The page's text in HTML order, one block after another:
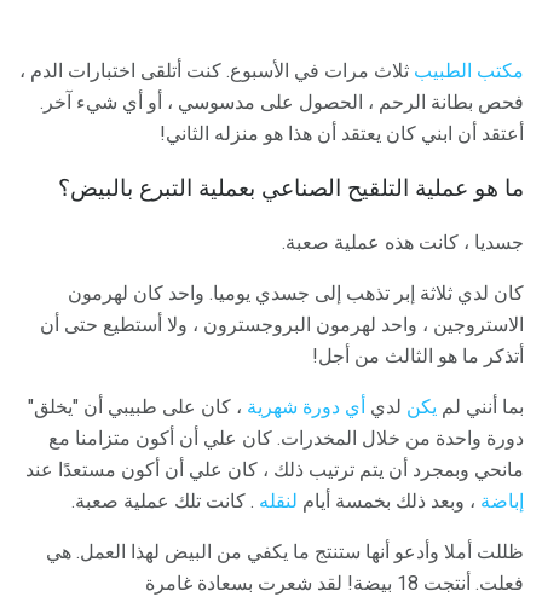
مكتب الطبيب ثلاث مرات في الأسبوع. كنت أتلقى اختبارات الدم ،
فحص بطانة الرحم ، الحصول على مدسوسي ، أو أي شيء آخر.
أعتقد أن ابني كان يعتقد أن هذا هو منزله الثاني!
ما هو عملية التلقيح الصناعي بعملية التبرع بالبيض؟
جسديا ، كانت هذه عملية صعبة.
كان لدي ثلاثة إبر تذهب إلى جسدي يوميا. واحد كان لهرمون
الاستروجين ، واحد لهرمون البروجسترون ، ولا أستطيع حتى أن
أتذكر ما هو الثالث من أجل!
بما أنني لم يكن لدي أي دورة شهرية ، كان على طبيبي أن "يخلق"
دورة واحدة من خلال المخدرات. كان علي أن أكون متزامنا مع
مانحي وبمجرد أن يتم ترتيب ذلك ، كان علي أن أكون مستعدًا عند
إباضة ، وبعد ذلك بخمسة أيام لنقله . كانت تلك عملية صعبة.
ظللت أملا وأدعو أنها ستنتج ما يكفي من البيض لهذا العمل. هي
فعلت. أنتجت 18 بيضة! لقد شعرت بسعادة غامرة